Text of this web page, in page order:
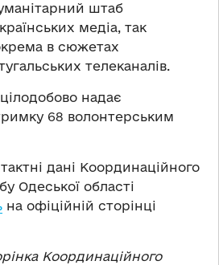
штаб
медіа, так
в сюжетах
телеканалів.
надає
68 волонтерським
дані Координаційного
Одеської області
на офіційній сторінці
Координаційного